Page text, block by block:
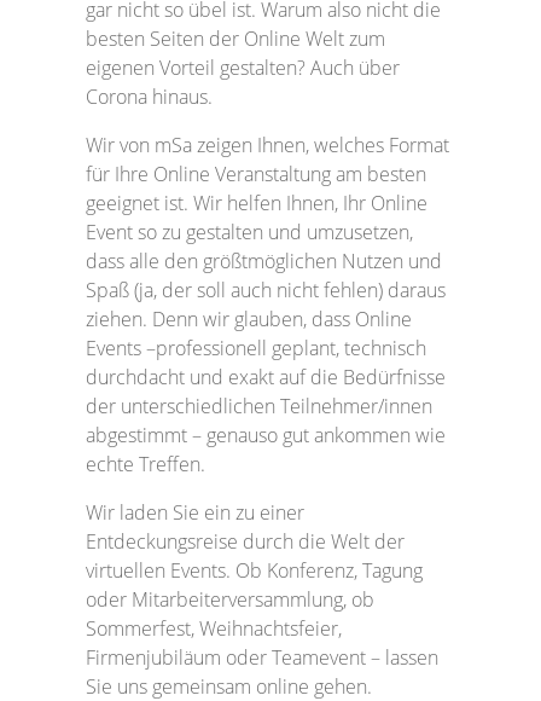
gar nicht so übel ist. Warum also nicht die
besten Seiten der Online Welt zum
eigenen Vorteil gestalten? Auch über
Corona hinaus.
Wir von mSa zeigen Ihnen, welches Format
für Ihre Online Veranstaltung am besten
geeignet ist. Wir helfen Ihnen, Ihr Online
Event so zu gestalten und umzusetzen,
dass alle den größtmöglichen Nutzen und
Spaß (ja, der soll auch nicht fehlen) daraus
ziehen. Denn wir glauben, dass Online
Events –professionell geplant, technisch
durchdacht und exakt auf die Bedürfnisse
der unterschiedlichen Teilnehmer/innen
abgestimmt – genauso gut ankommen wie
echte Treffen.
Wir laden Sie ein zu einer
Entdeckungsreise durch die Welt der
virtuellen Events. Ob Konferenz, Tagung
oder Mitarbeiterversammlung, ob
Sommerfest, Weihnachtsfeier,
Firmenjubiläum oder Teamevent – lassen
Sie uns gemeinsam online gehen.